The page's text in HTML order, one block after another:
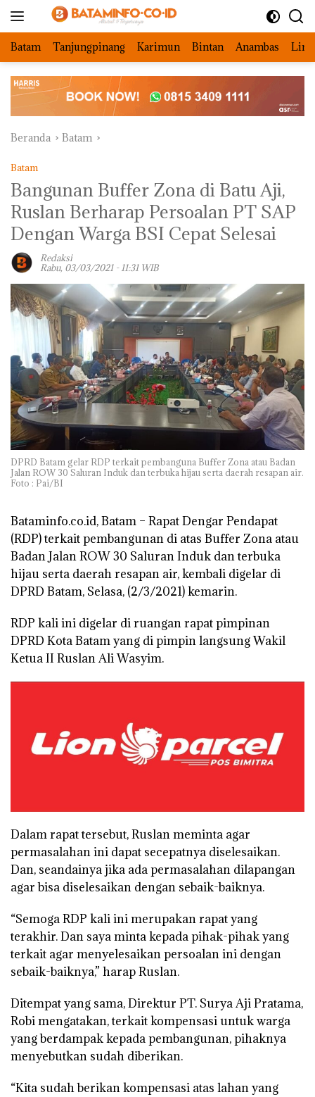
Batam Tanjungpinang Karimun Bintan Anambas
Beranda Batam
Batam
Bangunan Buffer Zona di Batu Aji,
Ruslan Berharap Persoalan PT SAP
Dengan Warga BSI Cepat Selesai
Redaksi
Rabu, 03/03/2021 - 11:31 WIB
DPRD Batam gelar RDP terkait pembanguna Buffer Zona atau Badan
Jalan ROW 30 Saluran Induk dan terbuka hijau serta daerah resapan air.
Foto : Pai/BI
Bataminfo.co.id, Batam – Rapat Dengar Pendapat
(RDP) terkait pembangunan di atas Buffer Zona atau
Badan Jalan ROW 30 Saluran Induk dan terbuka
hijau serta daerah resapan air, kembali digelar di
DPRD Batam, Selasa, (2/3/2021) kemarin.
RDP kali ini digelar di ruangan rapat pimpinan
DPRD Kota Batam yang di pimpin langsung Wakil
Ketua II Ruslan Ali Wasyim.
Dalam rapat tersebut, Ruslan meminta agar
permasalahan ini dapat secepatnya diselesaikan.
Dan, seandainya jika ada permasalahan dilapangan
agar bisa diselesaikan dengan sebaik-baiknya.
“Semoga RDP kali ini merupakan rapat yang
terakhir. Dan saya minta kepada pihak-pihak yang
terkait agar menyelesaikan persoalan ini dengan
sebaik-baiknya,” harap Ruslan.
Ditempat yang sama, Direktur PT. Surya Aji Pratama,
Robi mengatakan, terkait kompensasi untuk warga
yang berdampak kepada pembangunan, pihaknya
menyebutkan sudah diberikan.
“Kita sudah berikan kompensasi atas lahan yang